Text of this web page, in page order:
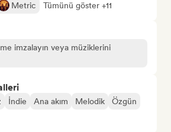
Metric Tümünü göster +11
imzalayın veya müziklerini
İndie Ana akım Melodik
Özgün